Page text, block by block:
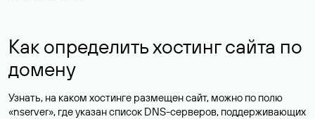
Как определить хостинг сайта по
домену
Узнать, на каком хостинге размещен сайт, можно по полю
«nserver», где указан список DNS-серверов, поддерживающих